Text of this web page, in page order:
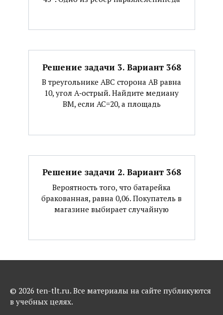
Решение задачи 3. Вариант 368
В треугольнике АВС сторона АВ равна
10, угол А‐острый. Найдите медиану
ВМ, если АС=20, а площадь
Решение задачи 2. Вариант 368
Вероятность того, что батарейка
бракованная, равна 0,06. Покупатель в
магазине выбирает случайную
© 2026 ten-tlt.ru. Все материалы на сайте публикуются
в учебных целях.